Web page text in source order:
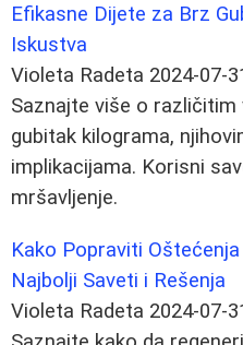
Efikasne Dijete za Brz
Iskustva
Violeta Radeta 2024-07-
Saznajte više o
gubitak kilograma,
implikacijama. Korisni
mršavljenje.
Kako Popraviti
Najbolji Saveti i Rešenja
Violeta Radeta 2024-07-